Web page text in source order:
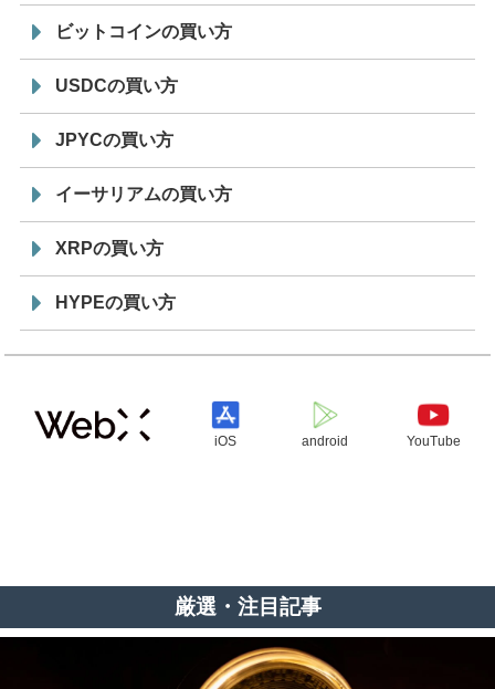
ビットコインの買い方
USDCの買い方
JPYCの買い方
イーサリアムの買い方
XRPの買い方
HYPEの買い方
iOS android YouTube
厳選・注目記事